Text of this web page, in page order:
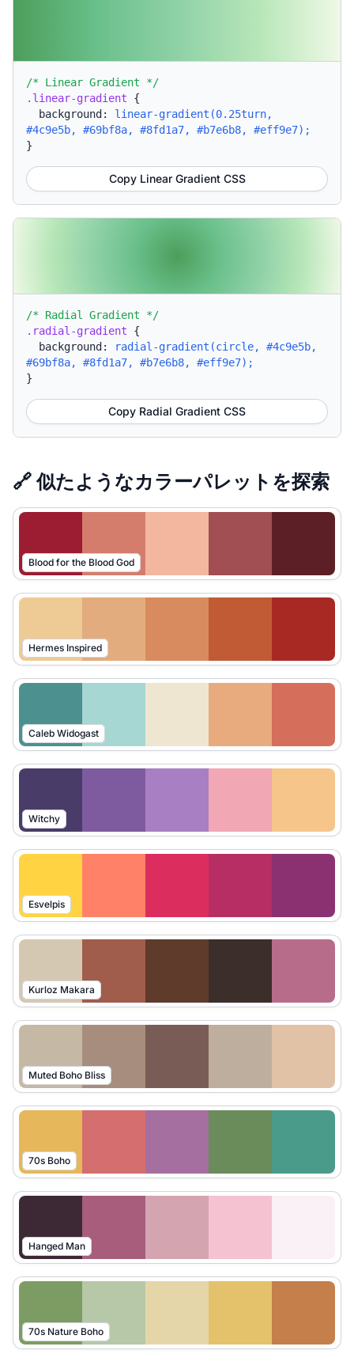
/* Linear Gradient */
.linear-gradient {
background: linear-gradient(0.25turn,
#4c9e5b, #69bf8a, #8fd1a7, #b7e6b8, #eff9e7);
}
Copy Linear Gradient CSS
/* Radial Gradient */
.radial-gradient {
background:
radial-gradient(circle, #4c9e5b,
#69bf8a, #8fd1a7, #b7e6b8, #eff9e7);
}
Copy Radial Gradient CSS
🔗 似たようなカラーパレットを探索
Blood for the Blood God
Hermes Inspired
Caleb Widogast
Witchy
Esvelpis
Kurloz Makara
Muted Boho Bliss
70s Boho
Hanged Man
70s Nature Boho